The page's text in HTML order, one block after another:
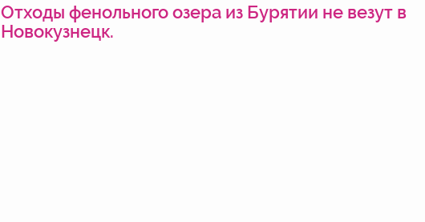
Отходы фенольного озера из Бурятии не везут в
Новокузнецк.